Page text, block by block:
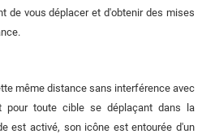
de vous déplacer et d'obtenir des mises
même distance sans interférence avec
pour toute cible se déplaçant dans la
est activé, son icône est entourée d'un